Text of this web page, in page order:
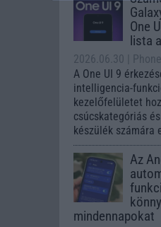
One
lista
2026.06.30
|
A One UI 9
intelligencia-
kezelőfelületet
csúcskategóriás
készülék számára
Az
mindennapokat